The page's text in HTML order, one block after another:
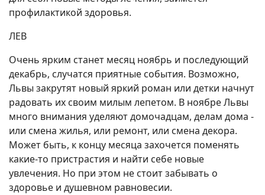
профилактикой здоровья.
ЛЕВ
Очень ярким станет месяц ноябрь и последующий
декабрь, случатся приятные события. Возможно,
Львы закрутят новый яркий роман или детки начнут
радовать их своим милым лепетом. В ноябре Львы
много внимания уделяют домочадцам, делам дома -
или смена жилья, или ремонт, или смена декора.
Может быть, к концу месяца захочется поменять
какие-то пристрастия и найти себе новые
увлечения. Но при этом не стоит забывать о
здоровье и душевном равновесии.